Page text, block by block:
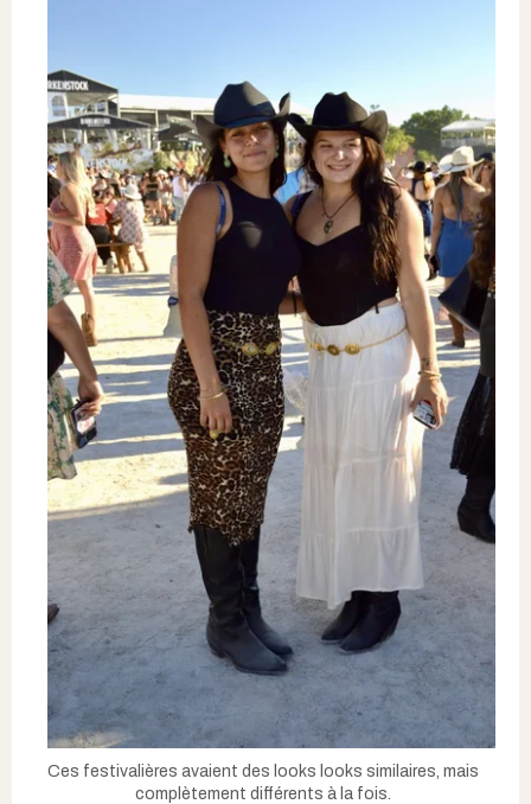
Ces festivalières avaient des looks looks similaires, mais
complètement différents à la fois.